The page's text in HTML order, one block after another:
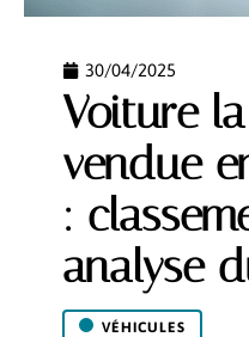
30/04/2025
Voiture
vendue
:
analyse
VÉHICULES